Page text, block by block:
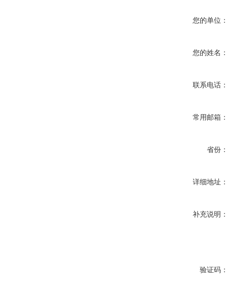
您的单位
您的姓名
联系电话
常用邮箱
省份
详细地址
补充说明
验证码